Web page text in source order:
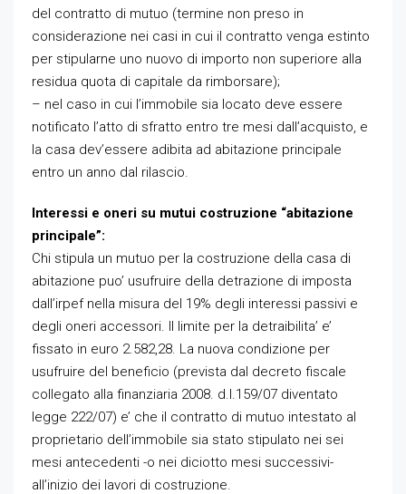
del contratto di mutuo (termine non preso in
considerazione nei casi in cui il contratto venga estinto
per stipularne uno nuovo di importo non superiore alla
residua quota di capitale da rimborsare);
– nel caso in cui l’immobile sia locato deve essere
notificato l’atto di sfratto entro tre mesi dall’acquisto, e
la casa dev’essere adibita ad abitazione principale
entro un anno dal rilascio.
Interessi e oneri su mutui costruzione “abitazione
principale”:
Chi stipula un mutuo per la costruzione della casa di
abitazione puo’ usufruire della detrazione di imposta
dall’irpef nella misura del 19% degli interessi passivi e
degli oneri accessori. Il limite per la detraibilita’ e’
fissato in euro 2.582,28. La nuova condizione per
usufruire del beneficio (prevista dal decreto fiscale
collegato alla finanziaria 2008. d.l.159/07 diventato
legge 222/07) e’ che il contratto di mutuo intestato al
proprietario dell’immobile sia stato stipulato nei sei
mesi antecedenti -o nei diciotto mesi successivi-
all’inizio dei lavori di costruzione.